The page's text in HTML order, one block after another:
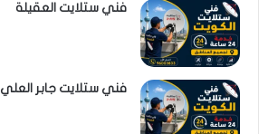
فني ستلايت العقيلة
فني ستلايت جابر العلي